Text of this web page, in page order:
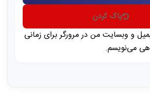
پاک کردن
و وبسایت من در مرورگر برای زمانی
می‌نویسم.